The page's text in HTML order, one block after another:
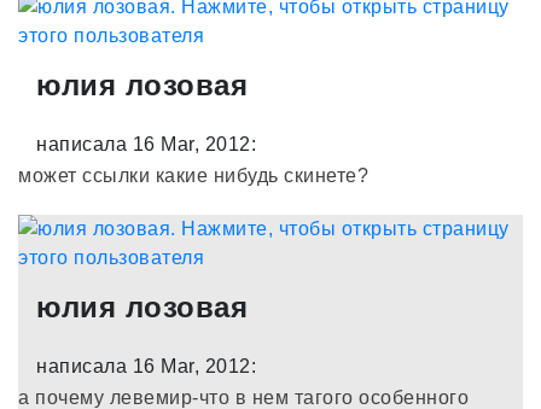
юлия лозовая
написала 16 Mar, 2012:
может ссылки какие нибудь скинете?
юлия лозовая
написала 16 Mar, 2012:
а почему левемир-что в нем тагого особенного